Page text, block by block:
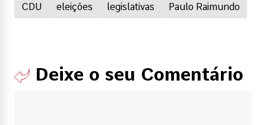
CDU eleições legislativas Paulo Raimundo
Deixe o seu Comentário